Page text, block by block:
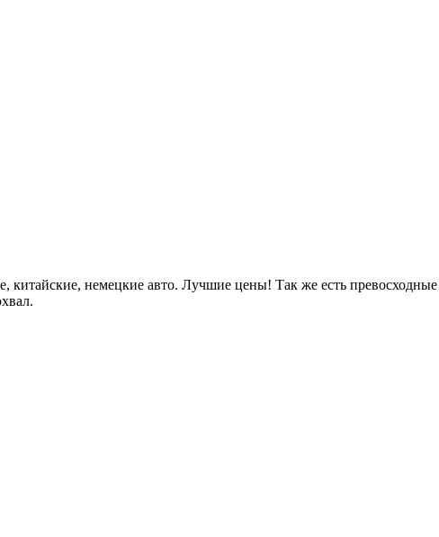
немецкие авто. Лучшие цены! Так же есть превосходные